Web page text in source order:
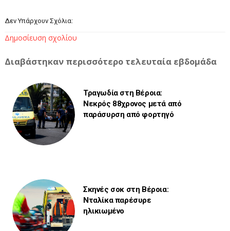
Δεν Υπάρχουν Σχόλια:
Δημοσίευση σχολίου
Διαβάστηκαν περισσότερο τελευταία εβδομάδα
Τραγωδία στη Βέροια:
Νεκρός 88χρονος μετά από
παράσυρση από φορτηγό
Σκηνές σοκ στη Βέροια:
Νταλίκα παρέσυρε
ηλικιωμένο